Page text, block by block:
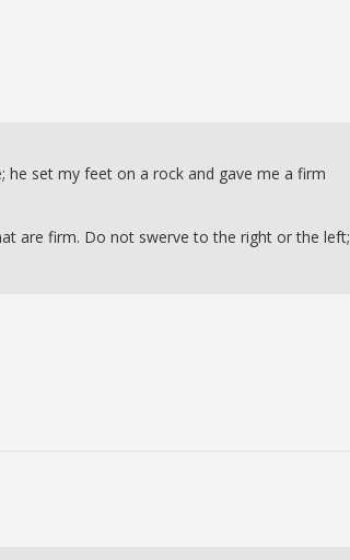
set my feet on a rock and gave me a firm
are firm. Do not swerve to the right or the left;